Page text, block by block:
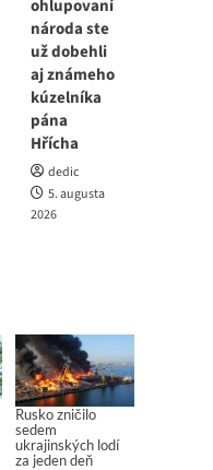
ohlupovaní
národa ste
už dobehli
aj známeho
kúzelníka
pána
Hřícha
dedic
5. augusta
2026
Rusko zničilo
sedem
ukrajinských lodí
za jeden deň